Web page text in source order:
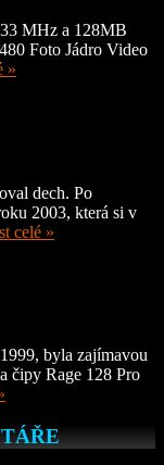
MHz a 128MB
Foto Jádro Video
»
dech. Po
2003, která si v
celé »
byla zajímavou
čipy Rage 128 Pro